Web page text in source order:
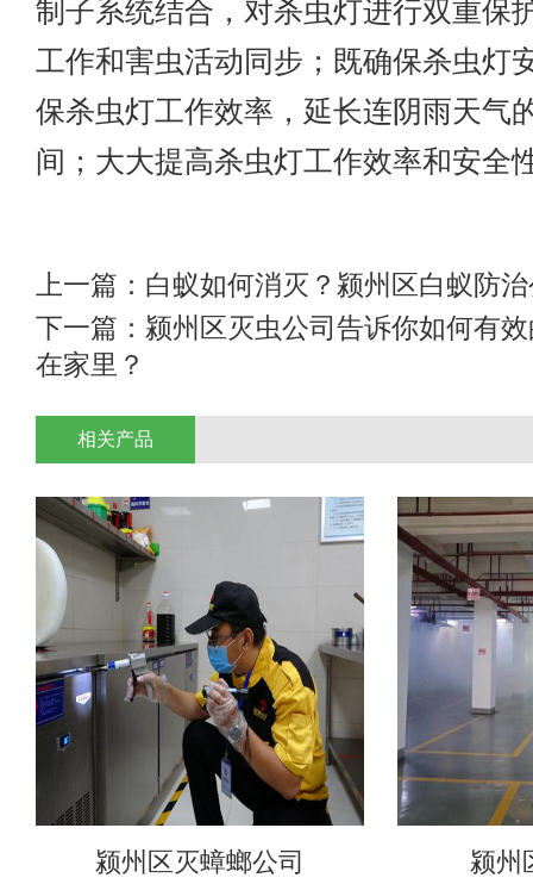
制子系统结合，对杀虫灯进行双重保
工作和害虫活动同步；既确保杀虫灯
保杀虫灯工作效率，延长连阴雨天气
间；大大提高杀虫灯工作效率和安全
上一篇： 白蚁如何消灭？颍州区白蚁防
下一篇： 颍州区灭虫公司告诉你如何有
在家里？
相关产品
颍州区灭蟑螂公司 颍州